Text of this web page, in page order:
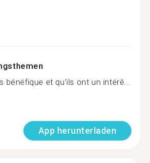
bénéfique et qu'ils ont un intérê...
App herunterladen